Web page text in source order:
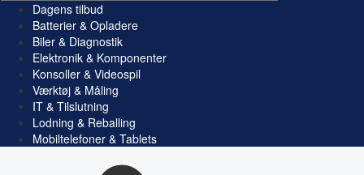
Dagens tilbud
Batterier & Opladere
Biler & Diagnostik
Elektronik & Komponenter
Konsoller & Videospil
Værktøj & Måling
IT & Tilslutning
Lodning & Reballing
Mobiltelefoner & Tablets